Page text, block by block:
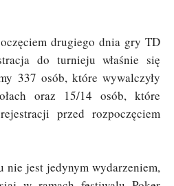
drugiego dnia gry TD
do turnieju właśnie się
337 osób, które wywalczyły
oraz 15/14 osób, które
przed rozpoczęciem
nie jest jedynym wydarzeniem,